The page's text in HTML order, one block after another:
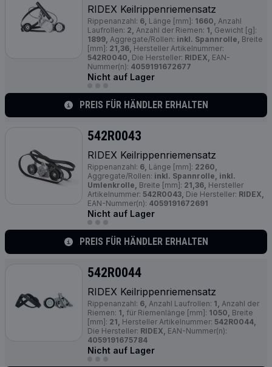
RIDEX Keilrippenriemensatz
Rippenanzahl: 6, Länge [mm]: 1660, Anzahl
Laufrollen: 2, Anzahl der Riemen: 1, Gewicht [g]:
1899, Aggregate/Rollen: inkl. Spannrolle, Breite
[mm]: 21,36, Hersteller Artikelnummer:
542R0040, Die Hersteller: RIDEX, EAN-
Nummer(n): 4059191672677
Nicht auf Lager
PREIS FÜR HÄNDLER ERHALTEN
542R0043
RIDEX Keilrippenriemensatz
Rippenanzahl: 6, Länge [mm]: 2260,
Aggregate/Rollen: inkl. Spannrolle, inkl.
Umlenkrolle, Breite [mm]: 21,36, Hersteller
Artikelnummer: 542R0043, Die Hersteller: RIDEX,
EAN-Nummer(n): 4059191672691
Nicht auf Lager
PREIS FÜR HÄNDLER ERHALTEN
542R0044
RIDEX Keilrippenriemensatz
Rippenanzahl: 6, Anzahl Laufrollen: 1, Anzahl der
Riemen: 1, für Riemenlänge [mm]: 1050, Breite
[mm]: 21, Hersteller Artikelnummer: 542R0044,
Die Hersteller: RIDEX, EAN-Nummer(n):
4059191675784
Nicht auf Lager